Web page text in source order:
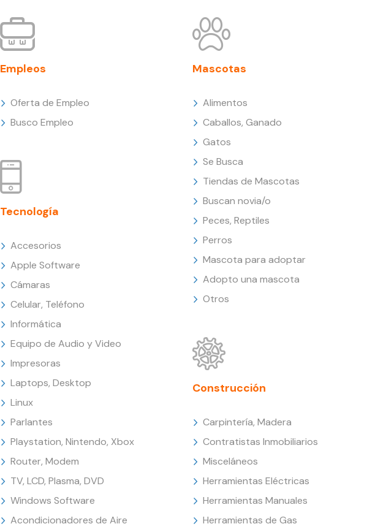
Empleos
Oferta de Empleo
Busco Empleo
Tecnología
Accesorios
Apple Software
Cámaras
Celular, Teléfono
Informática
Equipo de Audio y Video
Impresoras
Laptops, Desktop
Linux
Parlantes
Playstation, Nintendo, Xbox
Router, Modem
TV, LCD, Plasma, DVD
Windows Software
Acondicionadores de Aire
Mascotas
Alimentos
Caballos, Ganado
Gatos
Se Busca
Tiendas de Mascotas
Buscan novia/o
Peces, Reptiles
Perros
Mascota para adoptar
Adopto una mascota
Otros
Construcción
Carpintería, Madera
Contratistas Inmobiliarios
Misceláneos
Herramientas Eléctricas
Herramientas Manuales
Herramientas de Gas